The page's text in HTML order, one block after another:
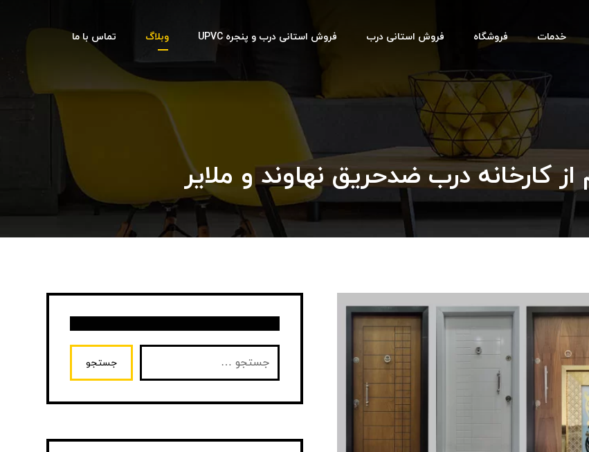
خدمات فروشگاه فروش استانی درب فروش استانی درب و پنجره UPVC وبلاگ تماس با ما
کارخانه درب ضدحریق نهاوند و ملایر
جستجو